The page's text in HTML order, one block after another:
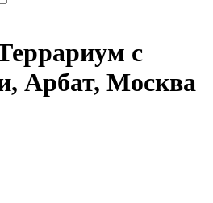
с
Арбат, Москва